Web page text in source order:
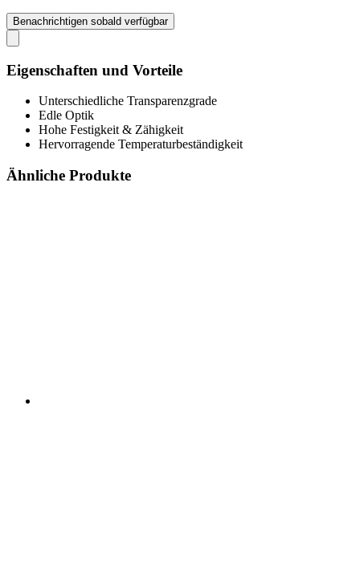
Benachrichtigen sobald verfügbar
Eigenschaften und Vorteile
Unterschiedliche Transparenzgrade
Edle Optik
Hohe Festigkeit & Zähigkeit
Hervorragende Temperaturbeständigkeit
Ähnliche Produkte